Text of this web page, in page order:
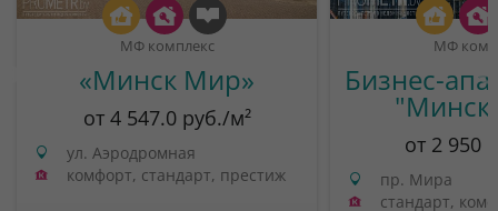
МФ комплекс
«Минск Мир»
от 4 547.0 руб./м²
ул. Аэродромная
комфорт, стандарт, престиж
МФ
Бизнес-
от 2 950
пр. Мира
стандарт,